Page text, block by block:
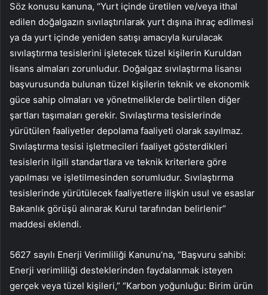
Söz konusu kanuna, “Yurt içinde üretilen ve/veya ithal
edilen doğalgazın sıvılaştırılarak yurt dışına ihraç edilmesi
ya da yurt içinde yeniden satışı amacıyla kurulacak
sıvılaştırma tesislerini işletecek tüzel kişilerin Kuruldan
lisans almaları zorunludur. Doğalgaz sıvılaştırma lisansı
başvurusunda bulunan tüzel kişilerin teknik ve ekonomik
güce sahip olmaları ve yönetmeliklerde belirtilen diğer
şartları taşımaları gerekir. Sıvılaştırma tesislerinde
yürütülen faaliyetler depolama faaliyeti olarak sayılmaz.
Sıvılaştırma tesisi işletmecileri faaliyet gösterdikleri
tesislerin ilgili standartlara ve teknik kriterlere göre
yapılması ve işletilmesinden sorumludur. Sıvılaştırma
tesislerinde yürütülecek faaliyetlere ilişkin usul ve esaslar
Bakanlık görüşü alınarak Kurul tarafından belirlenir”
maddesi eklendi.
5627 sayılı Enerji Verimliliği Kanunu’na, “Başvuru sahibi:
Enerji verimliliği desteklerinden faydalanmak isteyen
gerçek veya tüzel kişileri,” “Karbon yoğunluğu: Birim ürün